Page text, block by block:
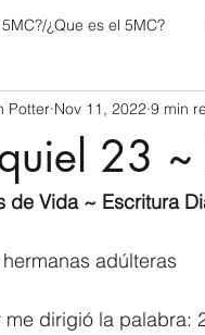
¿Que es el 5MC?
Romanos 1
Philippians/Filipenses
23
Potter Nov 11, 2022 9 min
de Vida ~ Escritura
adúlteras
me dirigió la palabra: